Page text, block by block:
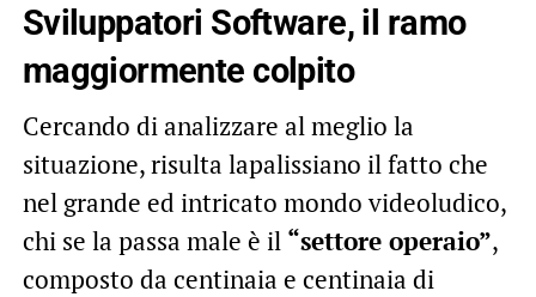
Sviluppatori Software, il ramo
maggiormente colpito
Cercando di analizzare al meglio la
situazione, risulta lapalissiano il fatto che
nel grande ed intricato mondo videoludico,
chi se la passa male è il “settore operaio”,
composto da centinaia e centinaia di